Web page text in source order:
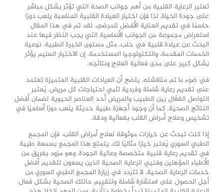
تعتبر الرعاية القلبية من أهم جوانب الصحة التي تؤثر بشكل مباشر
على جودة الحياة، لذا فإن اختيار العيادة القلبية المناسبة يلعب دورًا
حاسمًا في تقديم العناية الأفضل للمرضى. لقد تم في هذا المقال
استعراض مجموعة من الجوانب الأساسية التي يجب النظر فيها عند
البحث عن عيادة قلبية في حلب، مثل مستوى الخبرة الطبية، نوعية
الخدمات المقدمة، والتكنولوجيا المستخدمة. إن الاختيار السليم يؤثر
بشكل كبير على مدى فعالية العلاج ونتائجه.
في ضوء ما تم مناقشته، يتضح أن العيادات القلبية المتميزة تعتمد
على تقديم رعاية شاملة وفردية تلبي احتياجات كل مريض. يُعتبر
التواصل الفعّال بين الطبيب والمريض أحد العناصر الحيوية لضمان أفضل
النتائج الصحية. كما أن وجود أجهزة طبية حديثة يلعب دورًا أساسيًا في
تشخيص وعلاج أمراض القلب بفعالية ودقة.
إذا كنت تبحث عن خيارات موثوقة لعلاج أمراض القلب، فإن المجمع
الطبي السوري يُعتبر خيارًا مثاليًا لك. يتمتع هذا المجمع بسمعة طيبة
في تقديم رعاية قلبية متخصصة وعالية الجودة، وهو مزود بفريق من
الأطباء المؤهلين وفنيي الرعاية الصحية الذين يسعون لتقديم أفضل
خدمات الرعاية الصحية. لا تتردد في زيارة المجمع الطبي السوري من
أجل الحصول على استشارة شاملة ولتقييم حالتك الصحية بشكل فعال.